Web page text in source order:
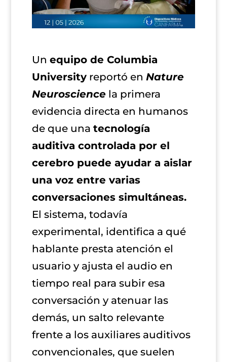
Un equipo de Columbia
Universityreportó en Nature
Neuroscience la primera
evidencia directa en humanos
de que una tecnología
auditiva controlada por el
cerebro puede ayudar a aislar
una voz entre varias
conversaciones simultáneas.
El sistema, todavía
experimental, identifica a qué
hablante presta atención el
usuario y ajusta el audio en
tiempo real para subir esa
conversación y atenuar las
demás, un salto relevante
frente a los auxiliares auditivos
convencionales, que suelen